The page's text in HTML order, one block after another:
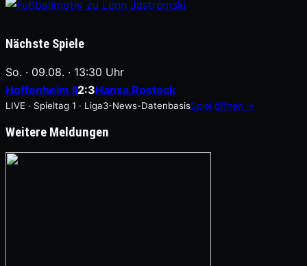
Nächste Spiele
So. · 09.08. · 13:30 Uhr
Hoffenheim II2:3Hansa Rostock
LIVE · Spieltag 1 · Liga3-News-DatenbasisSpiel öffnen →
Weitere Meldungen